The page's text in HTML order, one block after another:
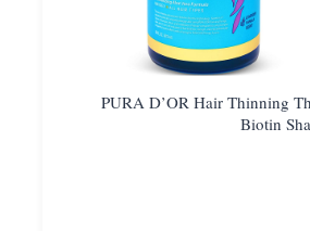
PURA D’OR Hair Thinning
Biotin